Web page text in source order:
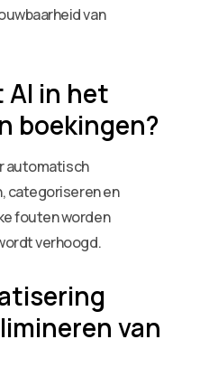
van
AI in het
boekingen?
automatisch
categoriseren en
fouten worden
verhoogd.
van